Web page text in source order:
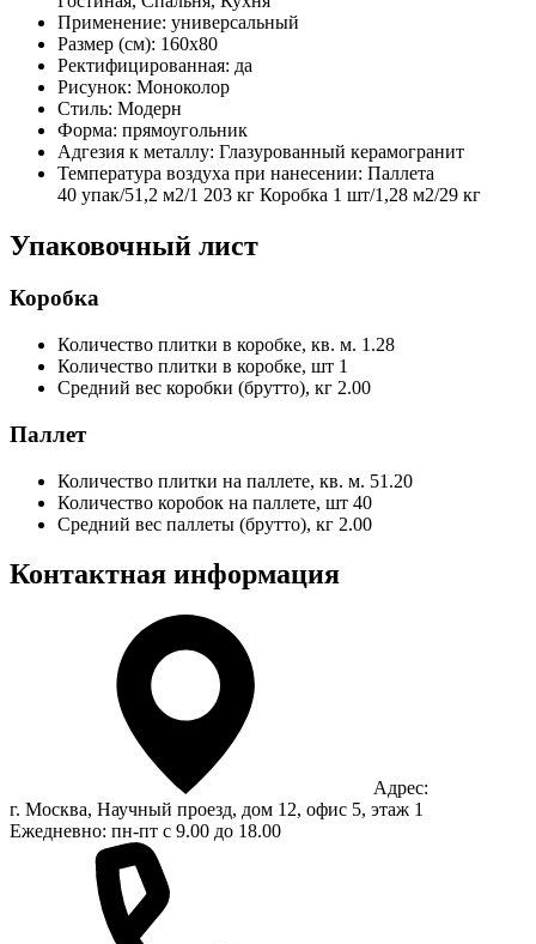
Применение: универсальный
Размер (см): 160x80
Ректифицированная: да
Рисунок: Моноколор
Стиль: Модерн
Форма: прямоугольник
Адгезия к металлу: Глазурованный керамогранит
Температура воздуха при нанесении: Паллета
40 упак/51,2 м2/1 203 кг Коробка 1 шт/1,28 м2/29 кг
Упаковочный лист
Коробка
Количество плитки в коробке, кв. м. 1.28
Количество плитки в коробке, шт 1
Средний вес коробки (брутто), кг 2.00
Паллет
Количество плитки на паллете, кв. м. 51.20
Количество коробок на паллете, шт 40
Средний вес паллеты (брутто), кг 2.00
Контактная информация
Адрес:
г. Москва, Научный проезд, дом 12, офис 5, этаж 1
Ежедневно: пн-пт с 9.00 до 18.00